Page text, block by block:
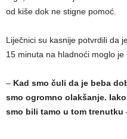
od kiše dok ne stigne pomoć.
Liječnici su kasnije potvrdili da
15 minuta na hladnoći moglo je
– Kad smo čuli da je beba
smo ogromno olakšanje.
smo bili tamo u tom trenutku